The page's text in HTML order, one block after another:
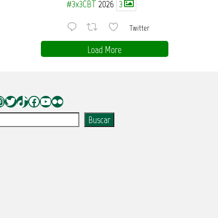
#3x3CBT 2026 3
Twitter
Load More
Twitter
TikTokFacebook
YouTube
Flickr
Buscar